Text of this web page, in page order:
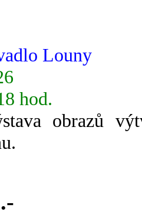
Louny
hod.
obrazů